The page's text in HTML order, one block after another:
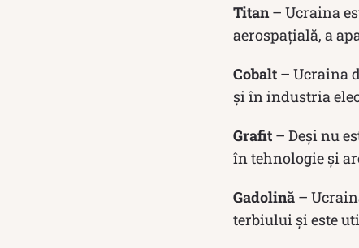
Titan– Ucraina
aerospațială, a
Cobalt – Ucraina
și în industria
Grafit – Deși nu
în tehnologie și
Gadolină –
terbiului și este